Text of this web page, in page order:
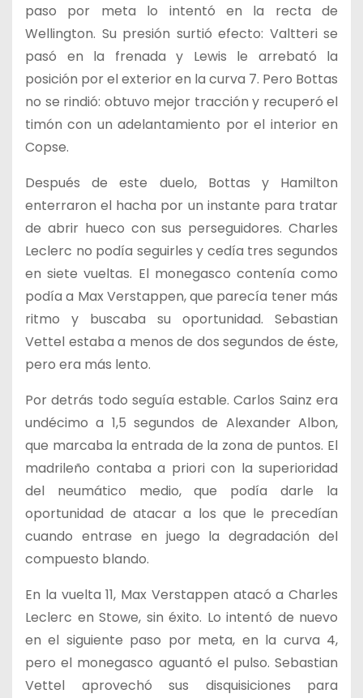
paso por meta lo intentó en la recta de
Wellington. Su presión surtió efecto: Valtteri se
pasó en la frenada y Lewis le arrebató la
posición por el exterior en la curva 7. Pero Bottas
no se rindió: obtuvo mejor tracción y recuperó el
timón con un adelantamiento por el interior en
Copse.
Después de este duelo, Bottas y Hamilton
enterraron el hacha por un instante para tratar
de abrir hueco con sus perseguidores. Charles
Leclerc no podía seguirles y cedía tres segundos
en siete vueltas. El monegasco contenía como
podía a Max Verstappen, que parecía tener más
ritmo y buscaba su oportunidad. Sebastian
Vettel estaba a menos de dos segundos de éste,
pero era más lento.
Por detrás todo seguía estable. Carlos Sainz era
undécimo a 1,5 segundos de Alexander Albon,
que marcaba la entrada de la zona de puntos. El
madrileño contaba a priori con la superioridad
del neumático medio, que podía darle la
oportunidad de atacar a los que le precedían
cuando entrase en juego la degradación del
compuesto blando.
En la vuelta 11, Max Verstappen atacó a Charles
Leclerc en Stowe, sin éxito. Lo intentó de nuevo
en el siguiente paso por meta, en la curva 4,
pero el monegasco aguantó el pulso. Sebastian
Vettel aprovechó sus disquisiciones para